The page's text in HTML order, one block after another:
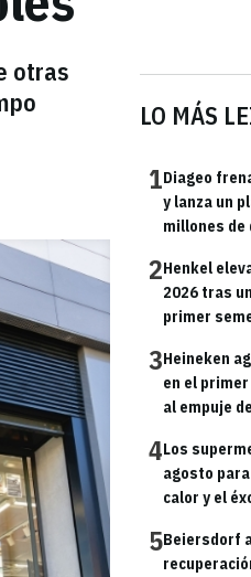
otras
LO MÁS
1Diageo
y lanza un
millones de
2Henkel
2026 tras
primer
3Heineken
en el
al empuje
4Los
agosto
calor y el
5Beiersdorf